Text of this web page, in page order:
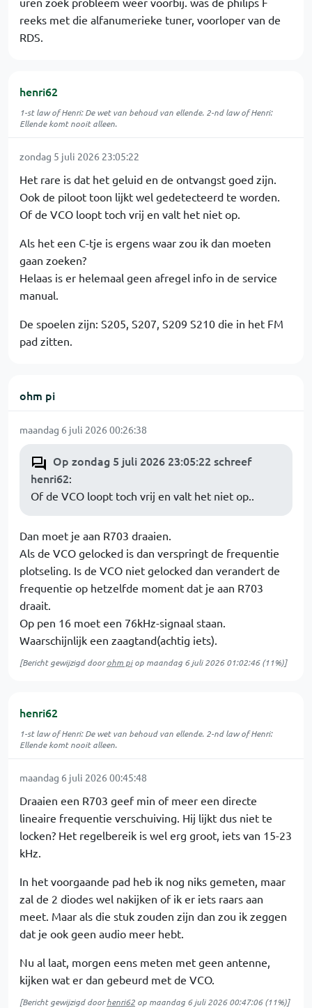
reeks met die alfanumerieke tuner, voorloper van de
RDS.
henri62
1-st law of Henri: De wet van behoud van ellende. 2-nd law of Henri:
Ellende komt nooit alleen.
zondag 5 juli 2026 23:05:22
Het rare is dat het geluid en de ontvangst goed zijn.
Ook de piloot toon lijkt wel gedetecteerd te worden.
Of de VCO loopt toch vrij en valt het niet op.
Als het een C-tje is ergens waar zou ik dan moeten
gaan zoeken?
Helaas is er helemaal geen afregel info in de service
manual.
De spoelen zijn: S205, S207, S209 S210 die in het FM
pad zitten.
ohm pi
maandag 6 juli 2026 00:26:38
Op zondag 5 juli 2026 23:05:22 schreef
henri62:
Of de VCO loopt toch vrij en valt het niet op..
Dan moet je aan R703 draaien.
Als de VCO gelocked is dan verspringt de frequentie
plotseling. Is de VCO niet gelocked dan verandert de
frequentie op hetzelfde moment dat je aan R703
draait.
Op pen 16 moet een 76kHz-signaal staan.
Waarschijnlijk een zaagtand(achtig iets).
[Bericht gewijzigd doorohm piop maandag 6 juli 2026 01:02:46(11%)]
henri62
1-st law of Henri: De wet van behoud van ellende. 2-nd law of Henri:
Ellende komt nooit alleen.
maandag 6 juli 2026 00:45:48
Draaien een R703 geef min of meer een directe
lineaire frequentie verschuiving. Hij lijkt dus niet te
locken? Het regelbereik is wel erg groot, iets van 15-23
kHz.
In het voorgaande pad heb ik nog niks gemeten, maar
zal de 2 diodes wel nakijken of ik er iets raars aan
meet. Maar als die stuk zouden zijn dan zou ik zeggen
dat je ook geen audio meer hebt.
Nu al laat, morgen eens meten met geen antenne,
kijken wat er dan gebeurd met de VCO.
[Bericht gewijzigd doorhenri62 op maandag 6 juli 2026 00:47:06(11%)]